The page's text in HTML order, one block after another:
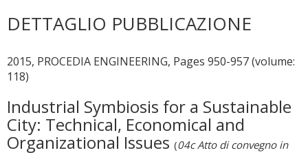
DETTAGLIO PUBBLICAZIONE
2015, PROCEDIA ENGINEERING, Pages 950-957 (volume:
118)
Industrial Symbiosis for a Sustainable
City: Technical, Economical and
Organizational Issues (04c Atto di convegno in